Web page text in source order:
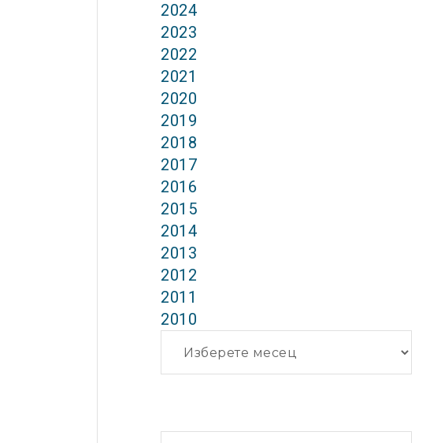
2024
2023
2022
2021
2020
2019
2018
2017
2016
2015
2014
2013
2012
2011
2010